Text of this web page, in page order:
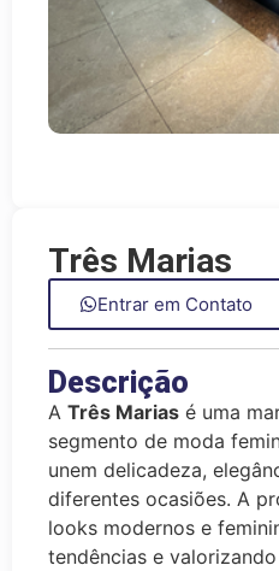
Três Marias
Entrar em Contato
Descrição
A Três Marias é uma
segmento de moda
unem delicadeza,
diferentes ocasiões. A
looks modernos e
tendências e